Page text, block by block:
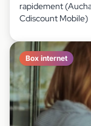
rapidement
Cdiscount Mobile)
Box internet